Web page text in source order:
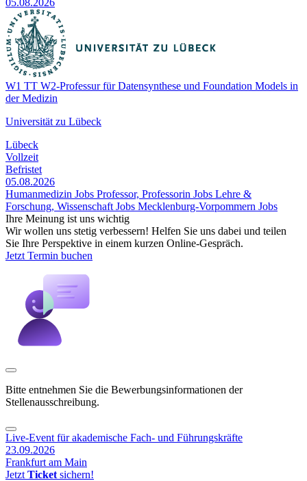
W1 TT W2-Professur für Datensynthese und Foundation Models in
der Medizin
Universität zu Lübeck
Lübeck
Vollzeit
Befristet
05.08.2026
Humanmedizin Jobs Professor, Professorin Jobs Lehre &
Forschung, Wissenschaft Jobs Mecklenburg-Vorpommern Jobs
Ihre Meinung ist uns wichtig
Wir wollen uns stetig verbessern! Helfen Sie uns dabei und teilen
Sie Ihre Perspektive in einem kurzen Online-Gespräch.
Jetzt Termin buchen
Bitte entnehmen Sie die Bewerbungsinformationen der
Stellenausschreibung.
Live-Event für akademische Fach- und Führungskräfte
23.09.2026
Frankfurt am Main
Jetzt Ticket sichern!